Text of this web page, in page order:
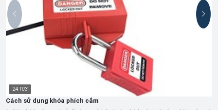
24 T03
Cách sử dụng khóa phích cắm